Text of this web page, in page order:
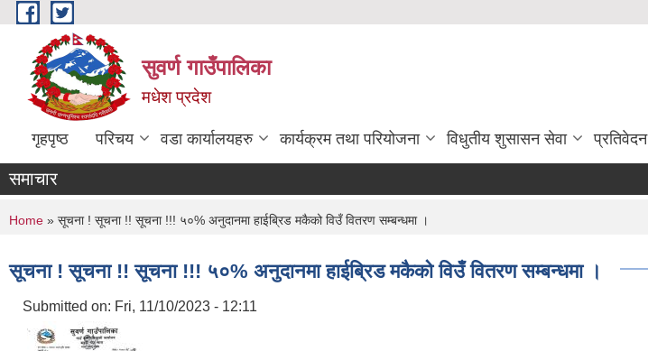
Skip to main content
सुवर्ण गाउँपालिका
मधेश प्रदेश
गृहपृष्ठ परिचय वडा कार्यालयहरु कार्यक्रम तथा परियोजना विधुतीय शुसासन सेवा प्रतिवेदन
समाचार
You are here
Home » सूचना ! सूचना !! सूचना !!! ५०% अनुदानमा हाईब्रिड मकैको विउँ वितरण सम्बन्धमा ।
सूचना ! सूचना !! सूचना !!! ५०% अनुदानमा हाईब्रिड मकैको विउँ वितरण सम्बन्धमा ।
Submitted on: Fri, 11/10/2023 - 12:11